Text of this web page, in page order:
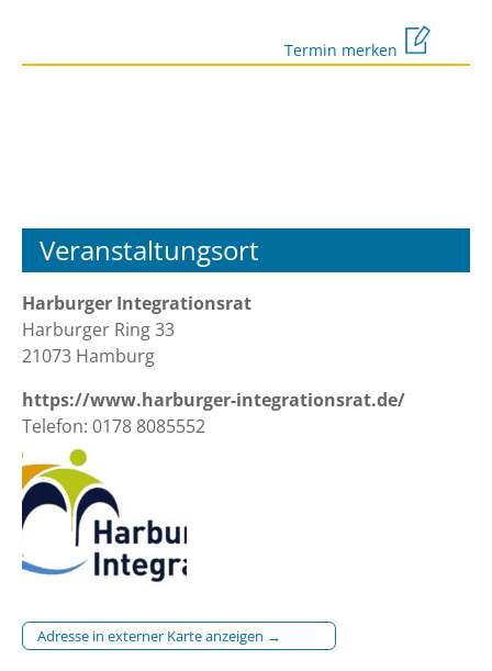
Termin merken
Veranstaltungsort
Harburger Integrationsrat
Harburger Ring 33
21073 Hamburg
https://www.harburger-integrationsrat.de/
Telefon: 0178 8085552
Adresse in externer Karte anzeigen →